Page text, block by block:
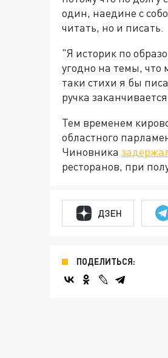
один, наедине с
читать, но и писать.
"Я историк по
угодно на темы, что
таки стихи я бы
ручка
Тем временем
областного
Чиновника
ресторанов, при
ДЗЕН
ПОДЕЛИТЬСЯ: